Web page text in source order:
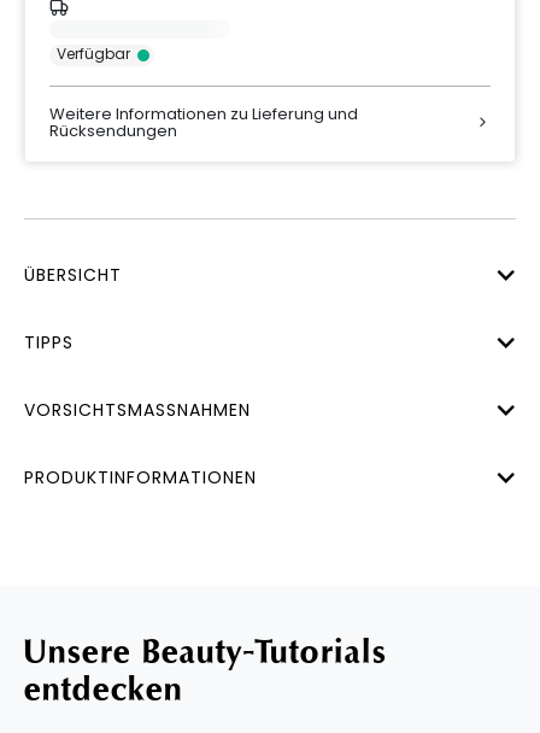
Verfügbar
Weitere Informationen zu Lieferung und
Rücksendungen
ÜBERSICHT
TIPPS
VORSICHTSMASSNAHMEN
PRODUKTINFORMATIONEN
Unsere Beauty-Tutorials
entdecken